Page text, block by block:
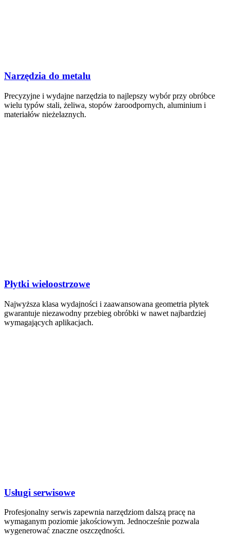
Narzędzia do metalu
Precyzyjne i wydajne narzędzia to najlepszy wybór przy obróbce
wielu typów stali, żeliwa, stopów żaroodpornych, aluminium i
materiałów nieżelaznych.
Płytki wieloostrzowe
Najwyższa klasa wydajności i zaawansowana geometria płytek
gwarantuje niezawodny przebieg obróbki w nawet najbardziej
wymagających aplikacjach.
Usługi serwisowe
Profesjonalny serwis zapewnia narzędziom dalszą pracę na
wymaganym poziomie jakościowym. Jednocześnie pozwala
wygenerować znaczne oszczędności.